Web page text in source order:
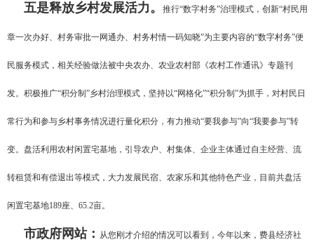
五是释放乡村发展活力。 推行“数字村务”治理模式，创新“村民用
章一次办好、村务审批一网通办、村务村情一码知晓”为主要内容的“数字村务”便
民服务模式，相关经验做法被中央农办、农业农村部《农村工作通讯》专题刊
发。积极推广“积分制”乡村治理模式，坚持以“网格化”“积分制”为抓手，对村民日
常行为和参与乡村事务情况进行量化积分，有力推动“要我参与”向“我要参与”转
变。盘活利用农村闲置宅基地，引导农户、村集体、企业主体通过自主经营、流
转租赁和有偿退出等模式，大力发展民宿、农家乐和其他特色产业，目前共盘活
闲置宅基地189座、65.2亩。
市政府网站： 从您刚才介绍的情况可以看到，今年以来，费县经济社